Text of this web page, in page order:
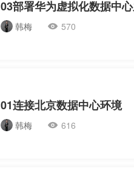
03部署华为虚拟化数据中
韩梅 570
01连接北京数据中心环境
韩梅 616